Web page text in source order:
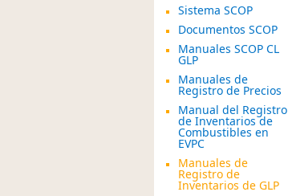
Sistema SCOP
Documentos SCOP
Manuales SCOP CL
GLP
Manuales de
Registro de Precios
Manual del Registro
de Inventarios de
Combustibles en
EVPC
Manuales de
Registro de
Inventarios de GLP